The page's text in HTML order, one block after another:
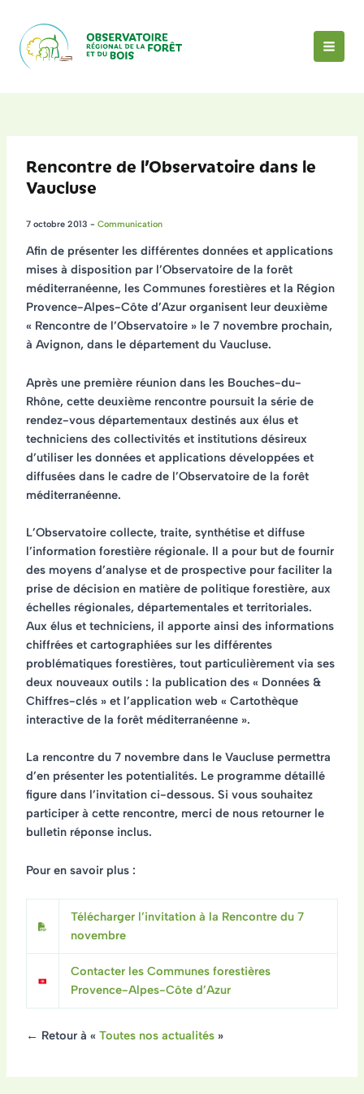
contenu
Rencontre de l’Observatoire dans le
Vaucluse
7 octobre 2013 - Communication
Afin de présenter les différentes données et applications
mises à disposition par l’Observatoire de la forêt
méditerranéenne, les Communes forestières et la Région
Provence-Alpes-Côte d’Azur organisent leur deuxième
« Rencontre de l’Observatoire » le 7 novembre prochain,
à Avignon, dans le département du Vaucluse.
Après une première réunion dans les Bouches-du-
Rhône, cette deuxième rencontre poursuit la série de
rendez-vous départementaux destinés aux élus et
techniciens des collectivités et institutions désireux
d’utiliser les données et applications développées et
diffusées dans le cadre de l’Observatoire de la forêt
méditerranéenne.
L’Observatoire collecte, traite, synthétise et diffuse
l’information forestière régionale. Il a pour but de fournir
des moyens d’analyse et de prospective pour faciliter la
prise de décision en matière de politique forestière, aux
échelles régionales, départementales et territoriales.
Aux élus et techniciens, il apporte ainsi des informations
chiffrées et cartographiées sur les différentes
problématiques forestières, tout particulièrement via ses
deux nouveaux outils : la publication des « Données &
Chiffres-clés » et l’application web « Cartothèque
interactive de la forêt méditerranéenne ».
La rencontre du 7 novembre dans le Vaucluse permettra
d’en présenter les potentialités. Le programme détaillé
figure dans l’invitation ci-dessous. Si vous souhaitez
participer à cette rencontre, merci de nous retourner le
bulletin réponse inclus.
Pour en savoir plus :
Télécharger l’invitation à la Rencontre du 7
novembre
Contacter les Communes forestières
Provence-Alpes-Côte d’Azur
← Retour à « Toutes nos actualités»